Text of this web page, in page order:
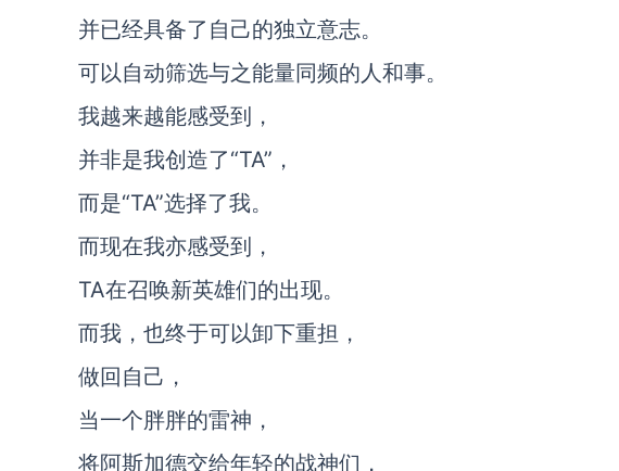
并已经具备了自己的独立意志。
可以自动筛选与之能量同频的人和事。
我越来越能感受到，
并非是我创造了“TA”，
而是“TA”选择了我。
而现在我亦感受到，
TA在召唤新英雄们的出现。
而我，也终于可以卸下重担，
做回自己，
当一个胖胖的雷神，
将阿斯加德交给年轻的战神们，